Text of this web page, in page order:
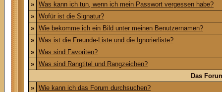
» Was kann ich tun, wenn ich mein Passwort vergessen habe?
» Wofür ist die Signatur?
» Wie bekomme ich ein Bild unter meinen Benutzernamen?
» Was ist die Freunde-Liste und die Ignorierliste?
» Was sind Favoriten?
» Was sind Rangtitel und Rangzeichen?
Das
» Wie kann ich das Forum durchsuchen?